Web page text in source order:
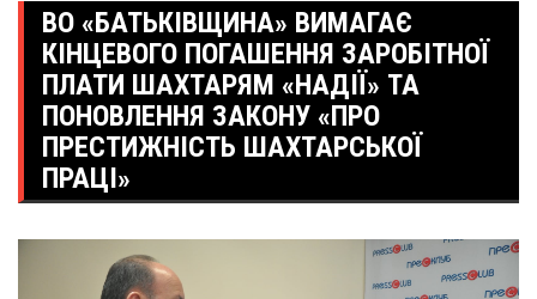
ВО «БАТЬКІВЩИНА» ВИМАГАЄ
КІНЦЕВОГО ПОГАШЕННЯ ЗАРОБІТНОЇ
ПЛАТИ ШАХТАРЯМ «НАДІЇ» ТА
ПОНОВЛЕННЯ ЗАКОНУ «ПРО
ПРЕСТИЖНІСТЬ ШАХТАРСЬКОЇ
ПРАЦІ»